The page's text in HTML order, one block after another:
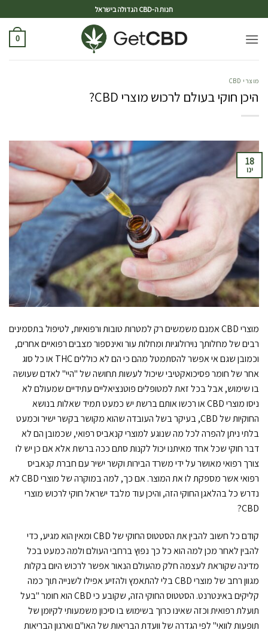
חנות ה-CBD הגדולה בישראל
0
מוצרי CBD
היכן חוקי בעולם לרכוש מוצרי CBD?
18
ינו
מוצרי CBD אמנם משמשים רק למטרות טובות ורפואיות, לטיפול בתסמינים
רבים של מחלותך נוירולוגיות ומחלות עור ואינספור מצבים רפואיים אחרים,
וכמובן שגם אי אפשר להסתמטל מהם כי הם לא כוללים THC או כל סוג
אחר של חומר פסיכואקטיבי שיכול לעשות תחושה של "היי" לאדם שעושה
בו שימוש, אבל בכל זאת למטופלים פוטנציאליים עתידיים שמעולם לא
ניסו מוצרי CBD או רכשו אותם ברשת יש כמעט תמיד שאלות בנושא
החוקיות של CBD, בעיקר בשל העובדה שהוא מקושר בקשר ישיר וכמעט
בלתי ניתן להפרה לכל מה שנוגע למוצרי קנאביס רפואי, שכמובן הם לא
דבר חוקי שכל אחד מאיתנו יכול לקנות סתם ככה ברשת אלא אם כן יש לו
צורך רפואי מאושר על ידי משרד הבירות וקשר ישיר עם חברת קנאביס
רפואי אשר מספקת לו את המוצר. אם כך, למה במוקרה של מוצרי CBD לא
נדרש כל בהלאגן החוקי הזה, והיכן עוד מלבד ישראל חוקי לרכוש מוצרי
CBD?
קודם כל חשוב להבין את הסטטוס החוקי של CBD ומאין הוא מגיע, כדי
להבין לאחר מכן למה הוא כל כך נפוץ ברחבי העולם ולמה כמעט בכל
מדינה שקוראת לעצמה חלק מהעולם הנאור אפשר לרכוש היום בקלות
מגוון רחב של מוצרי CBD בלי להתאמץ ולהזיע אפילו לשנייה תוך כמה
קליקים באינטרנט. הסטטוס החוקי הזה, שקובע כי CBD הוא חומר "בעל
תועלת רפואית וכזה שאינו כרוך בשימוש בו סיכון משמעותי לקיומן של
תופעות לוואי" לפי הגדרה של וועדת הבריאות של האו"ם וארגון הבריאות